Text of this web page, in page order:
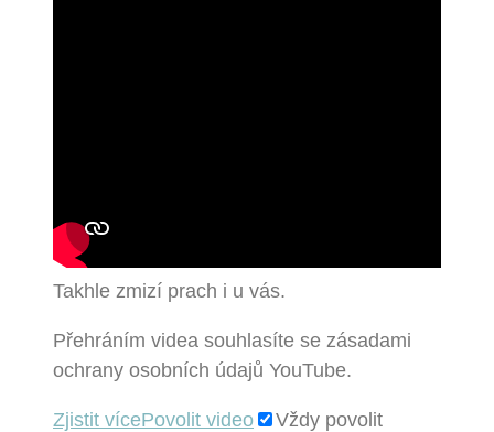
Takhle zmizí prach i u vás.
Přehráním videa souhlasíte se zásadami
ochrany osobních údajů YouTube.
Zjistit vícePovolit video
Vždy povolit